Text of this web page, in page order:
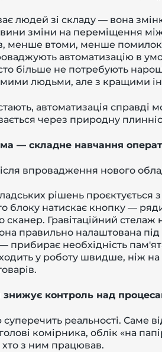
людей зі складу — вона
зміни на переміщення
менше втоми, менше помилок
автоматизацію в
більше не потребують
людьми, але з кращими
автоматизація
через природну
— складне навчання
впровадження нового
рішень
блоку натискає кнопку —
сканер. Гравітаційний
правильно налаштована
прибирає необхідність
у роботу швидше, ніж
знижує контроль над
реальності. Саме
комірника, облік «на
хто з ним працював.